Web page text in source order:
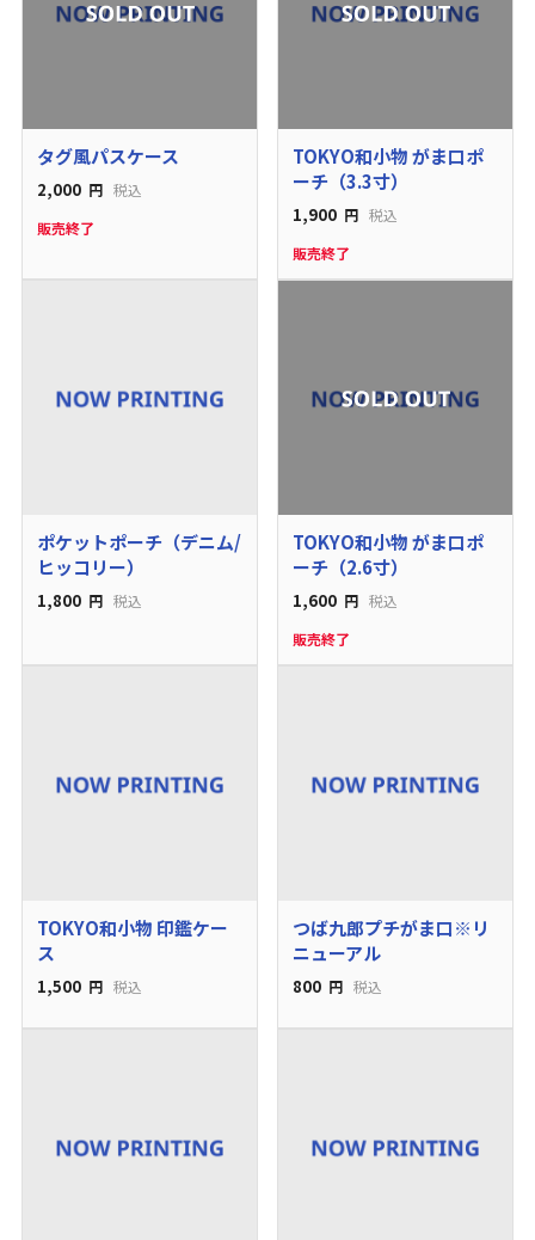
タグ風パスケース
2,000 円 税込
販売終了
TOKYO和小物 がま口ポ
ーチ（3.3寸）
1,900 円 税込
販売終了
ポケットポーチ（デニム/
ヒッコリー）
1,800 円 税込
TOKYO和小物 がま口ポ
ーチ（2.6寸）
1,600 円 税込
販売終了
TOKYO和小物 印鑑ケー
ス
1,500 円 税込
つば九郎プチがま口※リ
ニューアル
800 円 税込